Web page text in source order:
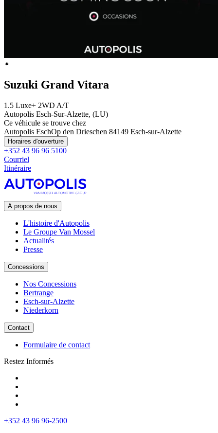
Suzuki Grand Vitara
1.5 Luxe+ 2WD A/T
Autopolis Esch-Sur-Alzette, (LU)
Ce véhicule se trouve chez
Autopolis EschOp den Drieschen 84149 Esch-sur-Alzette
Horaires d'ouverture
+352 43 96 96 5100
Courriel
Itinéraire
A propos de nous
L'histoire d'Autopolis
Le Groupe Van Mossel
Actualités
Presse
Concessions
Nos Concessions
Bertrange
Esch-sur-Alzette
Niederkorn
Contact
Formulaire de contact
Restez Informés
+352 43 96 96-2500